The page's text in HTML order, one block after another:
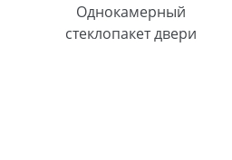
Однокамерный
стеклопакет двери